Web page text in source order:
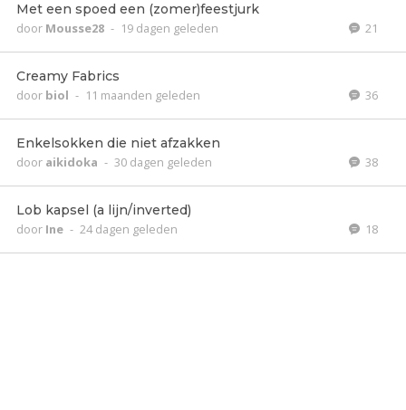
Met een spoed een (zomer)feestjurk
door Mousse28 - 19 dagen geleden 21
Creamy Fabrics
door biol - 11 maanden geleden 36
Enkelsokken die niet afzakken
door aikidoka - 30 dagen geleden 38
Lob kapsel (a lijn/inverted)
door Ine - 24 dagen geleden 18